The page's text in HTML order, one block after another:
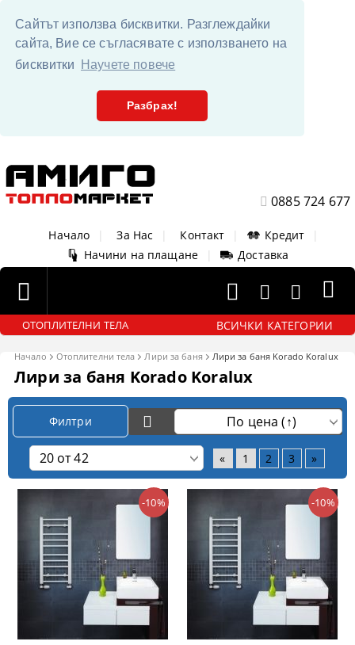
Сайтът използва бисквитки. Разглеждайки
сайта, Вие се съгласявате с използването на
бисквитки
Научете повече
Разбрах!
0885 724 677
Начало За Нас Контакт Кредит
Начини на плащане
Доставка
ОТОПЛИТЕЛНИ ТЕЛА ВСИЧКИ КАТЕГОРИИ
Начало Отоплителни тела Лири за баня Лири за баня Korado Koralux
Лири за баня Korado Koralux
Филтри
« 1 2 3 »
-10% -10%